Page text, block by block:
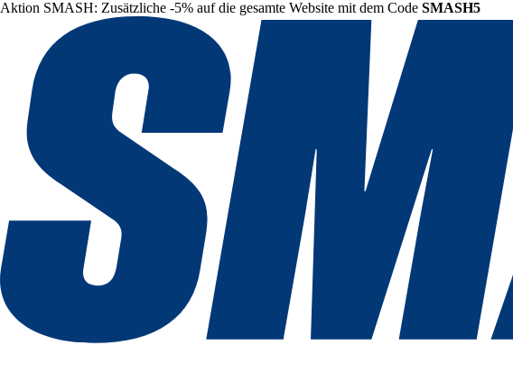
Aktion SMASH: Zusätzliche -5% auf die gesamte Website mit dem Code SMASH5